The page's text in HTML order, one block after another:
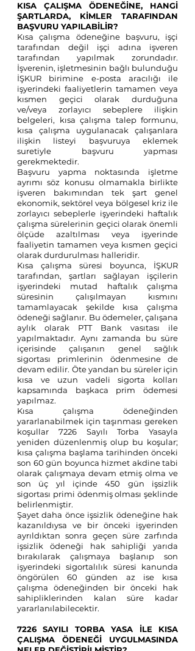
KISA ÇALIŞMA ÖDENEĞİNE, HANGİ
ŞARTLARDA, KİMLER TARAFINDAN
BAŞVURU YAPILABİLİR?
Kısa çalışma ödeneğine başvuru, işçi
tarafından değil işçi adına işveren
tarafından yapılmak zorundadır.
İşverenin, işletmesinin bağlı bulunduğu
İŞKUR birimine e-posta aracılığı ile
işyerindeki faaliyetlerin tamamen veya
kısmen geçici olarak durduğuna
ve/veya zorlayıcı sebeplere ilişkin
belgeleri, kısa çalışma talep formunu,
kısa çalışma uygulanacak çalışanlara
ilişkin listeyi başvuruya eklemek
suretiyle başvuru yapması
gerekmektedir.
Başvuru yapma noktasında işletme
ayrımı söz konusu olmamakla birlikte
işveren bakımından tek şart genel
ekonomik, sektörel veya bölgesel kriz ile
zorlayıcı sebeplerle işyerindeki haftalık
çalışma sürelerinin geçici olarak önemli
ölçüde azaltılması veya işyerinde
faaliyetin tamamen veya kısmen geçici
olarak durdurulması halleridir.
Kısa çalışma süresi boyunca, İŞKUR
tarafından, şartları sağlayan işçilerin
işyerindeki mutad haftalık çalışma
süresinin çalışılmayan kısmını
tamamlayacak şekilde kısa çalışma
ödeneği sağlanır. Bu ödemeler, çalışana
aylık olarak PTT Bank vasıtası ile
yapılmaktadır. Aynı zamanda bu süre
içerisinde çalışanın genel sağlık
sigortası primlerinin ödenmesine de
devam edilir. Öte yandan bu süreler için
kısa ve uzun vadeli sigorta kolları
kapsamında başkaca prim ödemesi
yapılmaz.
Kısa çalışma ödeneğinden
yararlanabilmek için taşınması gereken
koşullar 7226 Sayılı Torba Yasayla
yeniden düzenlenmiş olup bu koşular;
kısa çalışma başlama tarihinden önceki
son 60 gün boyunca hizmet akdine tabi
olarak çalışmaya devam etmiş olma ve
son üç yıl içinde 450 gün işsizlik
sigortası primi ödenmiş olması şeklinde
belirlenmiştir.
Şayet daha önce işsizlik ödeneğine hak
kazanıldıysa ve bir önceki işyerinden
ayrıldıktan sonra geçen süre zarfında
işsizlik ödeneği hak sahipliği yarıda
bırakılarak çalışmaya başlanıp son
işyerindeki sigortalılık süresi kanunda
öngörülen 60 günden az ise kısa
çalışma ödeneğinden bir önceki hak
sahipliklerinden kalan süre kadar
yararlanılabilecektir.
7226 SAYILI TORBA YASA İLE KISA
ÇALIŞMA ÖDENEĞİ UYGULMASINDA